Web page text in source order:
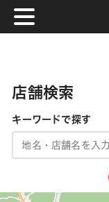
店舗検索
キーワードで探す